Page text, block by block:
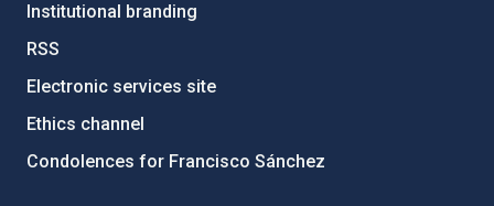
Institutional branding
RSS
Electronic services site
Ethics channel
Condolences for Francisco Sánchez